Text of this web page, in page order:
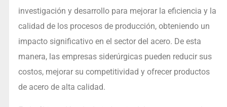
investigación y desarrollo para mejorar la eficiencia y la
calidad de los procesos de producción, obteniendo un
impacto significativo en el sector del acero. De esta
manera, las empresas siderúrgicas pueden reducir sus
costos, mejorar su competitividad y ofrecer productos
de acero de alta calidad.